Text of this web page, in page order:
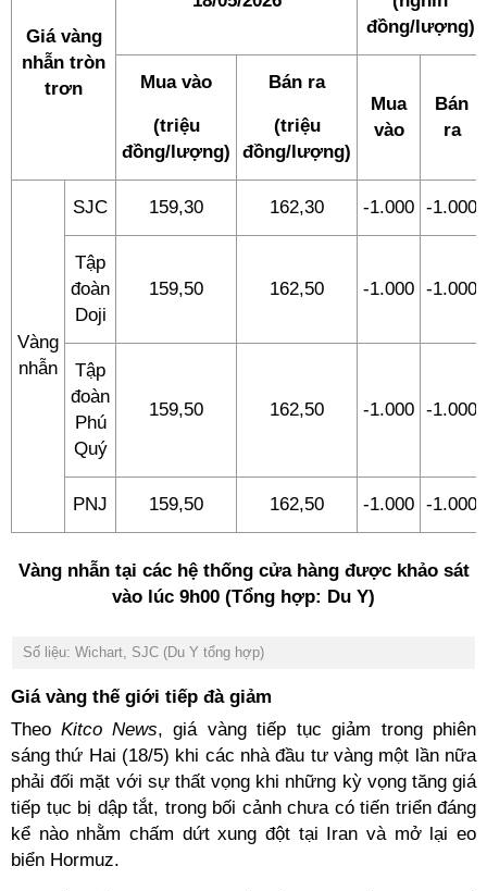
Giá vàng
nhẫn tròn
trơn
đồng/lượng)
Mua vào
(triệu
đồng/lượng)
Bán ra
(triệu
đồng/lượng)
Mua
vào
Bán
ra
Vàng
nhẫn
SJC 159,30 162,30 -1.000 -1.000
Tập
đoàn
Doji
159,50 162,50 -1.000 -1.000
Tập
đoàn
Phú
Quý
159,50 162,50 -1.000 -1.000
PNJ 159,50 162,50 -1.000 -1.000
Vàng nhẫn tại các hệ thống cửa hàng được khảo sát
vào lúc 9h00 (Tổng hợp: Du Y)
Số liệu: Wichart, SJC (Du Y tổng hợp)
Giá vàng thế giới tiếp đà giảm
Theo Kitco News, giá vàng tiếp tục giảm trong phiên
sáng thứ Hai (18/5) khi các nhà đầu tư vàng một lần nữa
phải đối mặt với sự thất vọng khi những kỳ vọng tăng giá
tiếp tục bị dập tắt, trong bối cảnh chưa có tiến triển đáng
kể nào nhằm chấm dứt xung đột tại Iran và mở lại eo
biển Hormuz.